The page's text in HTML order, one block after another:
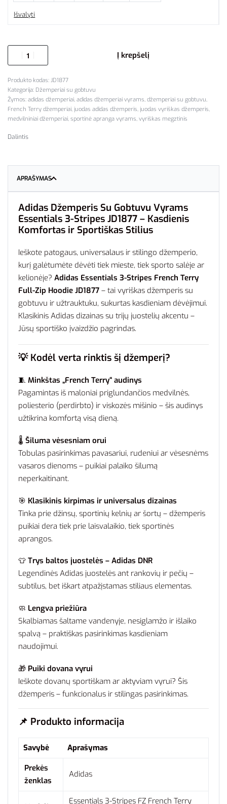
Išvalyti
Į krepšelį
JD1877
Kategorija: Džemperiai su gobtuvu
Žymos: adidas džemperiai, adidas džemperiai vyrams, džemperiai su gobtuvu,
French Terry džemperiai, juodas adidas džemperis, juodas vyriškas džemperis,
medvilniniai džemperiai, sportinė apranga vyrams, vyriškas megztinis
Dalintis
APRAŠYMAS
Adidas Džemperis Su Gobtuvu Vyrams
Essentials 3-Stripes JD1877 – Kasdienis
Komfortas ir Sportiškas Stilius
Ieškote patogaus, universalaus ir stilingo džemperio,
kurį galėtumėte dėvėti tiek mieste, tiek sporto salėje ar
kelionėje? Adidas Essentials 3-Stripes French Terry
Full-Zip Hoodie JD1877 – tai vyriškas džemperis su
gobtuvu ir užtrauktuku, sukurtas kasdieniam dėvėjimui.
Klasikinis Adidas dizainas su trijų juostelių akcentu –
Jūsų sportiško įvaizdžio pagrindas.
💡 Kodėl verta rinktis šį džemperį?
🧵 Minkštas „French Terry“ audinys
Pagamintas iš maloniai priglundančios medvilnės,
poliesterio (perdirbto) ir viskozės mišinio – šis audinys
užtikrina komfortą visą dieną.
🌡️ Šiluma vėsesniam orui
Tobulas pasirinkimas pavasariui, rudeniui ar vėsesnėms
vasaros dienoms – puikiai palaiko šilumą
neperkaitinant.
🎯 Klasikinis kirpimas ir universalus dizainas
Tinka prie džinsų, sportinių kelnių ar šortų – džemperis
puikiai dera tiek prie laisvalaikio, tiek sportinės
aprangos.
👕 Trys baltos juostelės – Adidas DNR
Legendinės Adidas juostelės ant rankovių ir pečių –
subtilus, bet iškart atpažįstamas stiliaus elementas.
🧼 Lengva priežiūra
Skalbiamas šaltame vandenyje, nesiglamžo ir išlaiko
spalvą – praktiškas pasirinkimas kasdieniam
naudojimui.
🎁 Puiki dovana vyrui
Ieškote dovanų sportiškam ar aktyviam vyrui? Šis
džemperis – funkcionalus ir stilingas pasirinkimas.
📌 Produkto informacija
Savybė
Aprašymas
Prekės
ženklas
Adidas
Essentials 3-Stripes FZ French Terry